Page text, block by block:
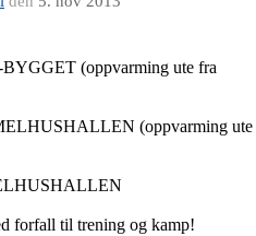
(oppvarming ute fra
(oppvarming ute
forfall til trening og kamp!